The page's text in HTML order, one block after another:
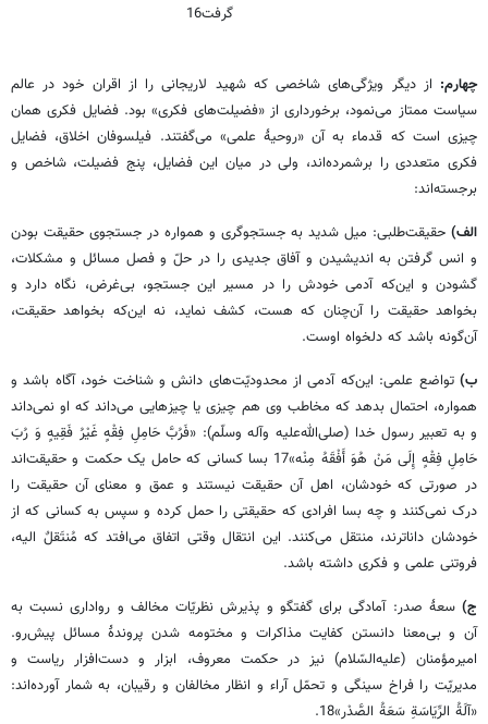
گرفت16
چهارم: از دیگر ویژگی‌های شاخصی که شهید لاریجانی را از اقران خود در عالم
سیاست ممتاز می‌نمود، برخورداری از «فضیلت‌های فکری» بود. فضایل فکری همان
چیزی است که قدماء به آن «روحیۀ علمی» می‌گفتند. فیلسوفان اخلاق، فضایل
فکری متعددی را برشمرده‌اند، ولی در میان این فضایل، پنج فضیلت، شاخص و
برجسته‌اند:
الف) حقیقت‌طلبی: میل شدید به جستجوگری و همواره در جستجوی حقیقت بودن
و انس گرفتن به اندیشیدن و آفاق جدیدی را در حلّ و فصل مسائل و مشکلات،
گشودن و ‌این‌که آدمی خودش را در مسیر این جستجو، بی‌غرض، نگاه دارد و
بخواهد حقیقت را آن‌چنان که هست، کشف نماید، نه ‌این‌که بخواهد حقیقت،
آن‌گونه باشد که دلخواه اوست.
ب) تواضع علمی: ‌این‌که آدمی از محدودیّت‌های دانش و شناخت خود، آگاه باشد و
همواره، احتمال بدهد که مخاطب وی هم چیزی یا چیزهایی می‌داند که او نمی‌داند
و به تعبیر رسول خدا (صلی‌الله‌علیه وآله وسلّم): «فَرُبَّ حَامِلِ فِقْهٍ غَیْرُ فَقِیهٍ وَ رُبَ‏
حَامِلِ‏ فِقْهٍ‏ إِلَی مَنْ هُوَ أَفْقَهُ مِنْه»17 بسا کسانی که حامل یک حکمت و حقیقت‌اند
در صورتی که خودشان، اهل آن حقیقت نیستند و عمق و معنای آن حقیقت را
درک نمی‌کنند و چه بسا افرادی که حقیقتی را حمل کرده و سپس به کسانی که از
خودشان داناترند، منتقل می‌کنند. این انتقال وقتی اتفاق می‌افتد که مُنتَقلٌ الیه،
فروتنی علمی و فکری داشته باشد.
ج) سعۀ صدر: آمادگی برای گفتگو و پذیرش نظریّات مخالف و رواداری نسبت به
آن و بی‌معنا دانستن کفایت مذاکرات و مختومه شدن پروندۀ مسائل پیش‌رو.
امیرمؤمنان (علیه‌السّلام) نیز در حکمت معروف، ابزار و دست‌افزار ریاست و
مدیریّت را فراخ سینگی و تحمّل آراء و انظار مخالفان و رقیبان، به شمار آورده‌اند:
«آلَةُ الرِّیَاسَةِ سَعَةُ الصَّدْر»18.